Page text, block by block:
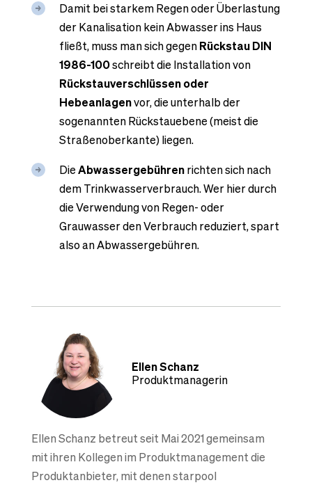
Damit bei starkem Regen oder Überlastung
der Kanalisation kein Abwasser ins Haus
fließt, muss man sich gegenRückstauDIN
1986-100schreibt die Installation von
Rückstauverschlüssen oder
Hebeanlagenvor, die unterhalb der
sogenannten Rückstauebene (meist die
Straßenoberkante) liegen.
DieAbwassergebührenrichten sich nach
dem Trinkwasserverbrauch. Wer hier durch
die Verwendung von Regen- oder
Grauwasser den Verbrauch reduziert, spart
also an Abwassergebühren.
Ellen Schanz
Produktmanagerin
Ellen Schanz betreut seit Mai 2021 gemeinsam
mit ihren Kollegen im Produktmanagement die
Produktanbieter, mit denen starpool